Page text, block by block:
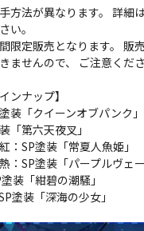
方法が異なります。 詳細
い。
限定販売となります。 販
ませんので、 ご注意くださ
ンナップ】
装「クイーンオブパンク」
「第六天夜叉」
：SP塗装「常夏人魚姫」
：SP塗装「パープルヴェー
装「紺碧の潮騒」
塗装「深海の少女」